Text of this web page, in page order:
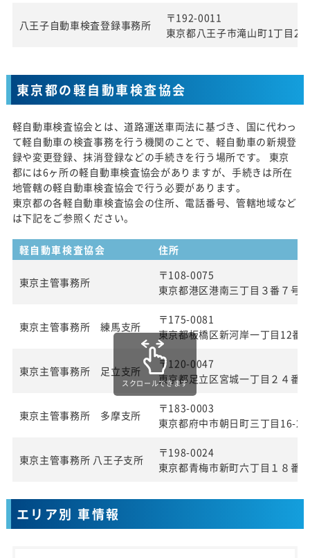
八王子自動車検査登録事務所
〒192-0011
東京都八王子市滝山町1丁目
東京都の軽自動車検査協会
軽自動車検査協会とは、道路運送車両法に基づき、国に代わっ
て軽自動車の検査事務を行う機関のことで、軽自動車の新規登
録や変更登録、抹消登録などの手続きを行う場所です。 東京
都には6ヶ所の軽自動車検査協会がありますが、手続きは所在
地管轄の軽自動車検査協会で行う必要があります。
東京都の各軽自動車検査協会の住所、電話番号、管轄地域など
は下記をご参照ください。
軽自動車検査協会 住所
東京主管事務所
〒108-0075
東京都港区港南三丁目３番７号
東京主管事務所 練馬支所
〒175-0081
東京都板橋区新河岸一丁目12番
東京主管事務所 足立支所
〒120-0047
東京都足立区宮城一丁目２４番
東京主管事務所 多摩支所
〒183-0003
東京都府中市朝日町三丁目16-22
東京主管事務所 八王子支所
〒198-0024
東京都青梅市新町六丁目１８番
スクロールできます
エリア別 車情報